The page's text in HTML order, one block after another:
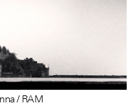
/ RAM